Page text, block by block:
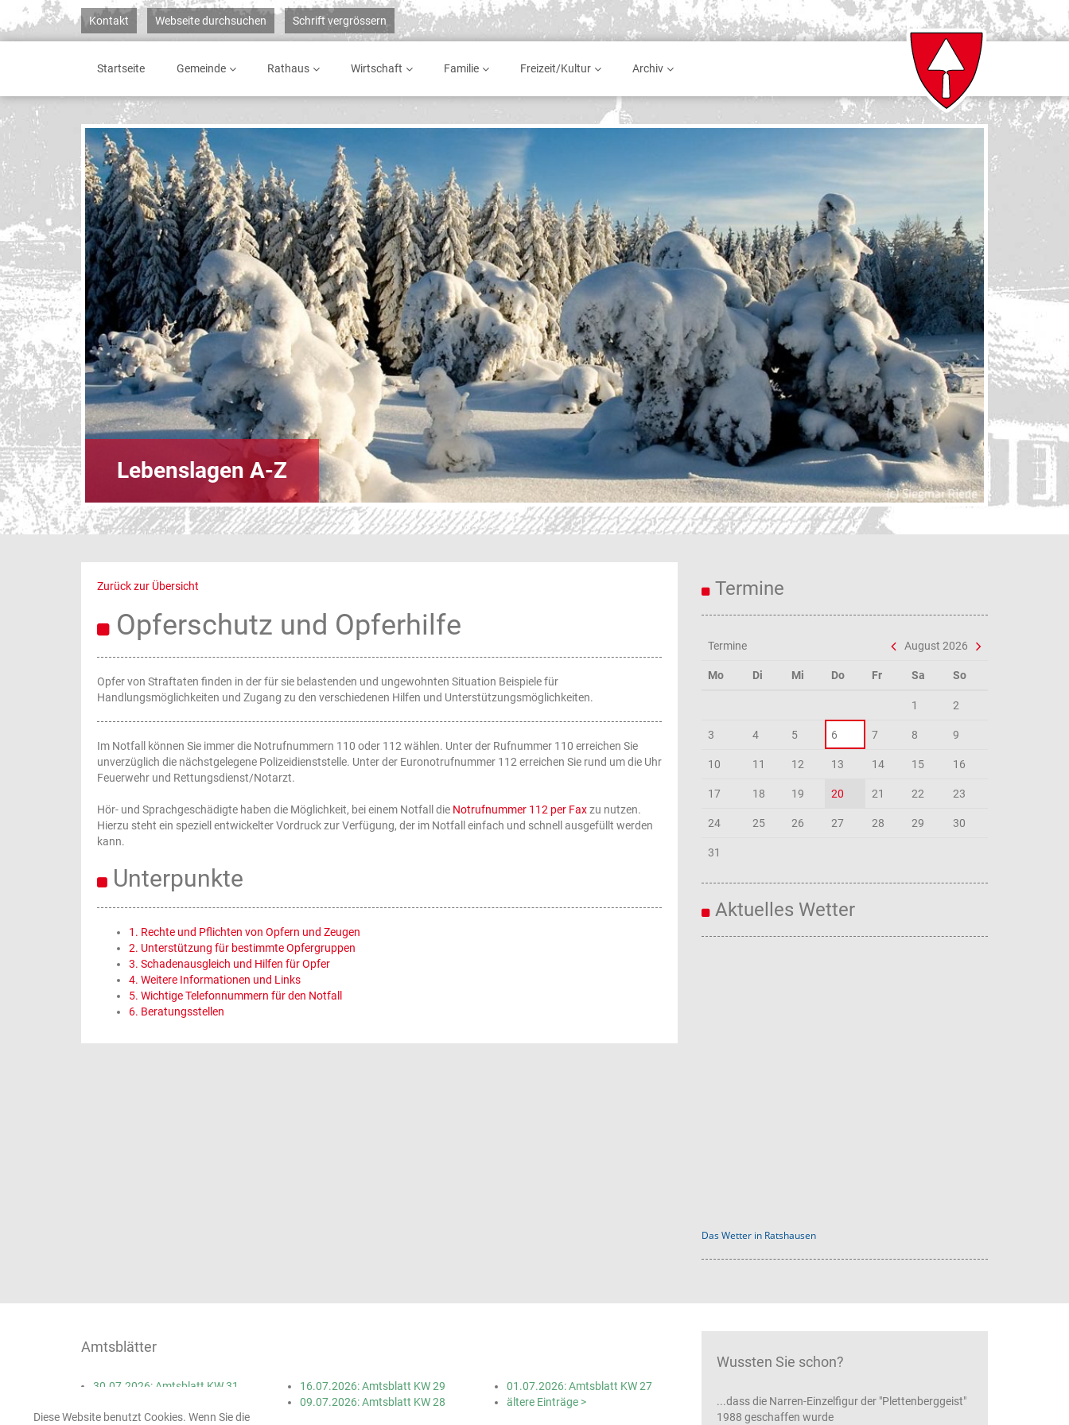
Diese Website benutzt Cookies. Wenn Sie die
Kontakt Webseite durchsuchen Schrift vergrössern
Startseite Gemeinde Rathaus Wirtschaft Familie Freizeit/Kultur Archiv
Lebenslagen A-Z
Zurück zur Übersicht
Opferschutz und Opferhilfe
Opfer von Straftaten finden in der für sie belastenden und ungewohnten Situation Beispiele für
Handlungsmöglichkeiten und Zugang zu den verschiedenen Hilfen und Unterstützungsmöglichkeiten.
Im Notfall können Sie immer die Notrufnummern 110 oder 112 wählen. Unter der Rufnummer 110 erreichen Sie
unverzüglich die nächstgelegene Polizeidienststelle. Unter der Euronotrufnummer 112 erreichen Sie rund um die Uhr
Feuerwehr und Rettungsdienst/Notarzt.
Hör- und Sprachgeschädigte haben die Möglichkeit, bei einem Notfall die Notrufnummer 112 per Faxzu nutzen.
Hierzu steht ein speziell entwickelter Vordruck zur Verfügung, der im Notfall einfach und schnell ausgefüllt werden
kann.
Unterpunkte
1. Rechte und Pflichten von Opfern und Zeugen
2. Unterstützung für bestimmte Opfergruppen
3. Schadenausgleich und Hilfen für Opfer
4. Weitere Informationen und Links
5. Wichtige Telefonnummern für den Notfall
6. Beratungsstellen
Termine
Termine August 2026
Mo Di Mi Do Fr Sa So
1 2
3 4 5 6 7 8 9
10 11 12 13 14 15 16
17 18 19 20 21 22 23
24 25 26 27 28 29 30
31
Aktuelles Wetter
Das Wetter in Ratshausen
Amtsblätter
30.07.2026: Amtsblatt KW 31
16.07.2026: Amtsblatt KW 29
09.07.2026: Amtsblatt KW 28
01.07.2026: Amtsblatt KW 27
ältere Einträge >
Wussten Sie schon?
...dass die Narren-Einzelfigur der "Plettenberggeist"
1988 geschaffen wurde